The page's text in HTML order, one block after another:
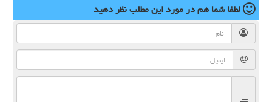
لطفا شما همدر مورد این مطلبنظر دهید